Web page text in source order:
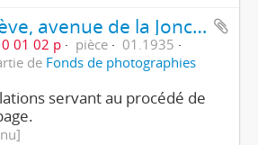
Genève, avenue de la Jonction : atelier de galvanoplastie de l'usine Gardy
01 02 p pièce
01.1935
de Fonds de photographies
servant au procédé de